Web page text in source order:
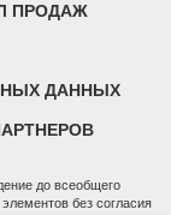
ПРОДАЖ
ДАННЫХ
до всеобщего
без согласия